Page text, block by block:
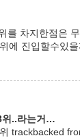
를 차지한점은
에 진입할수있을
위..라는거…
trackbacked